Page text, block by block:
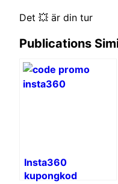
Det 💥 är din tur
Publications
Insta360
kupongkod